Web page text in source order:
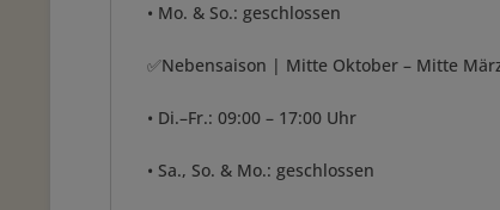
• Mo. & So.: geschlossen
✅Nebensaison | Mitte Oktober – Mitte
• Di.–Fr.: 09:00 – 17:00 Uhr
• Sa., So. & Mo.: geschlossen